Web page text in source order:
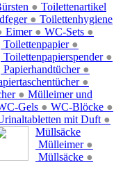
●
●
Eimer ● WC-Sets ●
Toilettenartikel
Toilettenpapier ●
Toilettenpapierspender ●
Papierhandtücher ●
●
●
Toilettenhygiene
Gels ● WC-Blöcke ●
mit Duft ●
Mülleimer und
Müllsäcke
Mülleimer ●
Müllsäcke ●